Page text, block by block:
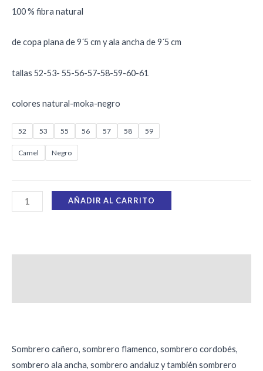
100 % fibra natural
de copa plana de 9´5 cm y ala ancha de 9´5 cm
tallas 52-53- 55-56-57-58-59-60-61
colores natural-moka-negro
52 53 55 56 57 58 59
Camel Negro
AÑADIR AL CARRITO
Sombrero cañero, sombrero flamenco, sombrero cordobés,
sombrero ala ancha, sombrero andaluz y también sombrero